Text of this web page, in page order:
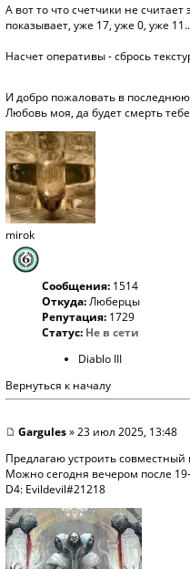
А вот то что счетчики не
показывает, уже 17, уже 0, уже
Насчет оперативы - сбрось
И добро пожаловать в последнюю
Любовь моя, да будет смерть
mirok
Сообщения: 1514
Откуда:Люберцы
Репутация: 1729
Статус: Не в сети
Diablo III
Вернуться к началу
Gargules» 23 июл 2025, 13:48
Предлагаю устроить
Можно сегодня вечером после
D4: Evildevil#21218